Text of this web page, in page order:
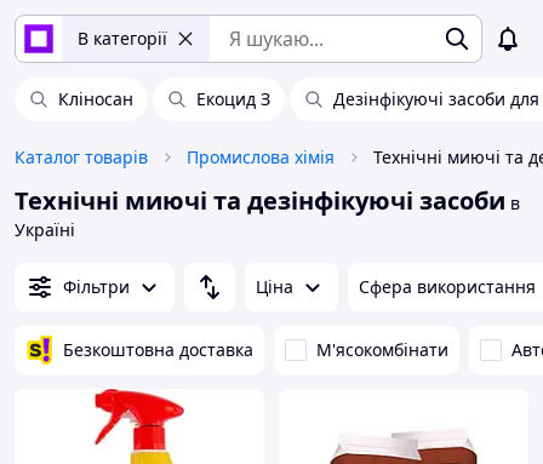
В категорії
Кліносан Екоцид З Дезінфікуючі засоби
Каталог товарів Промислова хімія
Технічні миючі та дезінфікуючі засоби в
Україні
Фільтри Ціна Сфера використання
Безкоштовна доставка М'ясокомбінати